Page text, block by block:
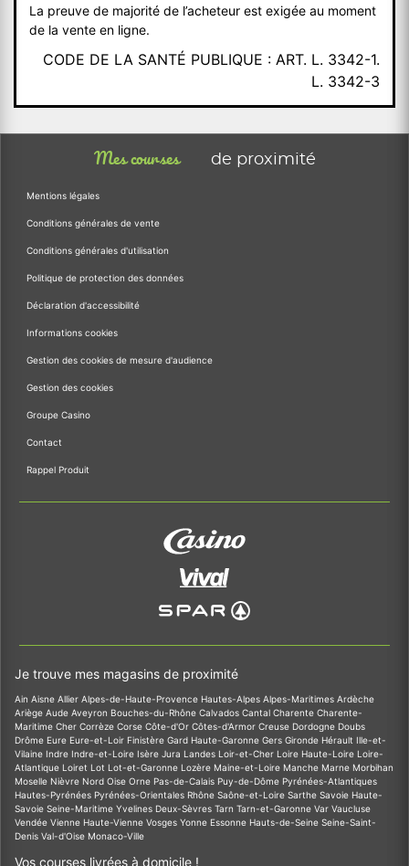
La preuve de majorité de l’acheteur est exigée au moment
de la vente en ligne.
CODE DE LA SANTÉ PUBLIQUE : ART. L. 3342-1.
L. 3342-3
Mes courses de proximité
Mentions légales
Conditions générales de vente
Conditions générales d'utilisation
Politique de protection des données
Déclaration d'accessibilité
Informations cookies
Gestion des cookies de mesure d'audience
Gestion des cookies
Groupe Casino
Contact
Rappel Produit
Je trouve mes magasins de proximité
Ain Aisne Allier Alpes-de-Haute-Provence Hautes-Alpes Alpes-Maritimes Ardèche
Ariège Aude Aveyron Bouches-du-Rhône Calvados Cantal Charente Charente-
Maritime Cher Corrèze Corse Côte-d'Or Côtes-d'Armor Creuse Dordogne Doubs
Drôme Eure Eure-et-Loir Finistère Gard Haute-Garonne Gers Gironde Hérault Ille-et-
Vilaine Indre Indre-et-Loire Isère Jura Landes Loir-et-Cher Loire Haute-Loire Loire-
Atlantique Loiret Lot Lot-et-Garonne Lozère Maine-et-Loire Manche Marne Morbihan
Moselle Nièvre Nord Oise Orne Pas-de-Calais Puy-de-Dôme Pyrénées-Atlantiques
Hautes-Pyrénées Pyrénées-Orientales Rhône Saône-et-Loire Sarthe Savoie Haute-
Savoie Seine-Maritime Yvelines Deux-Sèvres Tarn Tarn-et-Garonne Var Vaucluse
Vendée Vienne Haute-Vienne Vosges Yonne Essonne Hauts-de-Seine Seine-Saint-
Denis Val-d'Oise Monaco-Ville
Vos courses livrées à domicile !